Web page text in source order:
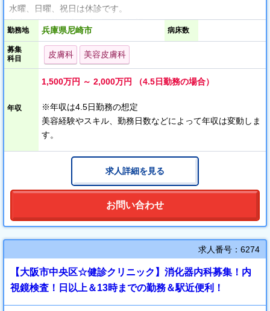
水曜、日曜、祝日は休診です。
美容は未経験の皮膚科の医師も歓迎します！
勤務地 兵庫県尼崎市 病床数
募集
科目
皮膚科 美容皮膚科
年収
1,500万円 ～ 2,000万円 （4.5日勤務の場合）
※年収は4.5日勤務の想定
美容経験やスキル、勤務日数などによって年収は変動しま
す。
求人詳細を見る
お問い合わせ
求人番号：6274
【大阪市中央区☆健診クリニック】消化器内科募集！内
視鏡検査！日以上＆13時までの勤務＆駅近便利！